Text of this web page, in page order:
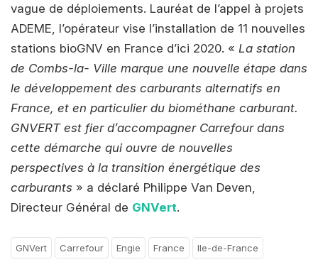
vague de déploiements. Lauréat de l’appel à projets
ADEME, l’opérateur vise l’installation de 11 nouvelles
stations bioGNV en France d’ici 2020. « La station
de Combs-la- Ville marque une nouvelle étape dans
le développement des carburants alternatifs en
France, et en particulier du biométhane carburant.
GNVERT est fier d’accompagner Carrefour dans
cette démarche qui ouvre de nouvelles
perspectives à la transition énergétique des
carburants » a déclaré Philippe Van Deven,
Directeur Général de GNVert.
GNVert Carrefour Engie France Ile-de-France